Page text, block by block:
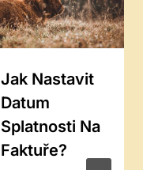
Jak Nastavit
Datum
Splatnosti Na
Faktuře?